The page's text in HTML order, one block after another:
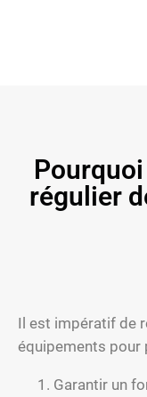
régulier
Il est impératif de
équipements pour
Garantir un